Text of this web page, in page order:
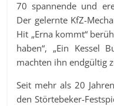
70 spannende und
Der gelernte KfZ-
Hit „Erna kommt“
haben“, „Ein Kessel
machten ihn endgültig
Seit mehr als 20
den Störtebeker-